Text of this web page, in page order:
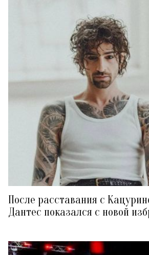
После расставания с
Дантес показался с новой